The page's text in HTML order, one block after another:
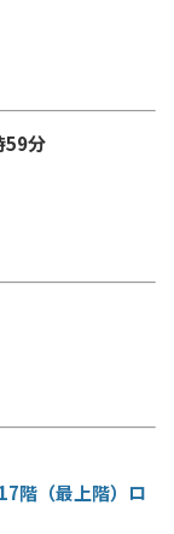
59分
階（最上階）ロ